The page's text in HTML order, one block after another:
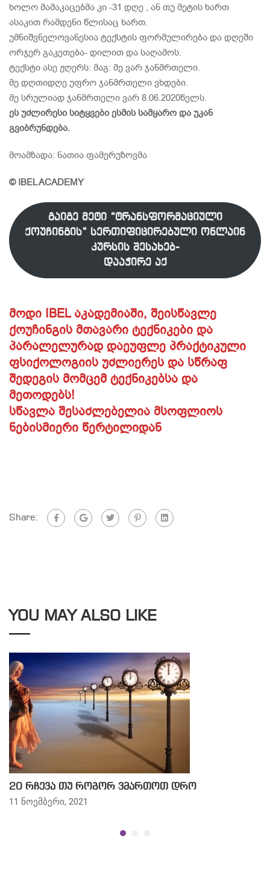
ხოლო მამაკაცებმა კი -31 დღე , ან თუ მეტის ხართ
ასაკით რამდენი წლისაც ხართ.
უმნიშვნელოვანესია ტექსტის ფორმულირება და დღეში
ორჯერ გაკეთება- დილით და საღამოს.
ტექსტი ასე ჟღერს: მაგ: მე ვარ ჯანმრთელი.
მე დღთიდღე უფრო ჯანმრთელი ვხდები.
მე სრულიად ჯანმრთელი ვარ 8.06.2020წელს.
ეს უძლირესი სიტყვები ესმის სამყარო და უკან
გვიბრუნდება.
მოამზადა: ნათია ფამერუზოვმა
© IBEL ACADEMY
გაიგე მეტი “ტრანსფორმაციული
ქოუჩინგის” სერთიფიცირებული ონლაინ
კურსის შესახებ-
დააჭირე აქ
მოდი IBEL აკადემიაში, შეისწავლე
ქოუჩინგის მთავარი ტექნიკები და
პარალელურად დაეუფლე პრაქტიკული
ფსიქოლოგიის უძლიერეს და სწრაფ
შედეგის მომცემ ტექნიკებსა და
მეთოდებს!
სწავლა შესაძლებელია მსოფლიოს
ნებისმიერი წერტილიდან
Share:
YOU MAY ALSO LIKE
20 რჩევა თუ როგორ ვმართოთ დრო
11 ნოემბერი, 2021